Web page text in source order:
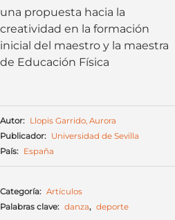
una propuesta hacia la
creatividad en la formación
inicial del maestro y la maestra
de Educación Física
Autor: Llopis Garrido, Aurora
Publicador: Universidad de Sevilla
País: España
Categoría: Artículos
Palabras clave: danza, deporte